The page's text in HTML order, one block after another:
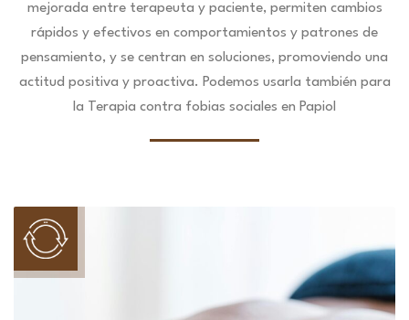
mejorada entre terapeuta y paciente, permiten cambios
rápidos y efectivos en comportamientos y patrones de
pensamiento, y se centran en soluciones, promoviendo una
actitud positiva y proactiva. Podemos usarla también para
la Terapia contra fobias sociales en Papiol